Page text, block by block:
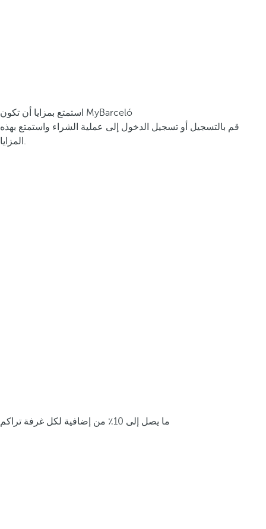
استمتع بمزايا أن تكون MyBarceló
قم بالتسجيل أو تسجيل الدخول إلى عملية الشراء واستمتع بهذه
المزايا.
ما يصل إلى 10٪ من إضافية لكل غرفة تراكم